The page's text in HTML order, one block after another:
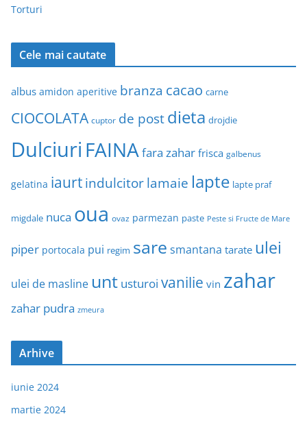
Torturi
Cele mai cautate
albus amidon aperitive branza cacao carne
CIOCOLATA cuptor de postdieta drojdie
Dulciuri FAINAfara zahar frisca galbenus
gelatina iaurtindulcitorlamaie lapte lapte praf
migdale nuca oua ovaz parmezan paste Peste si Fructe de Mare
piper portocala pui regim sare smantana tarate ulei
ulei de masline unt usturoi vanilie vin zahar
zahar pudra zmeura
Arhive
iunie 2024
martie 2024